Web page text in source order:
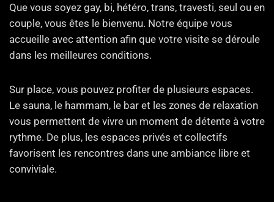
Que vous soyez gay, bi, hétéro, trans, travesti, seul ou en
couple, vous êtes le bienvenu. Notre équipe vous
accueille avec attention afin que votre visite se déroule
dans les meilleures conditions.
Sur place, vous pouvez profiter de plusieurs espaces.
Le sauna, le hammam, le bar et les zones de relaxation
vous permettent de vivre un moment de détente à votre
rythme. De plus, les espaces privés et collectifs
favorisent les rencontres dans une ambiance libre et
conviviale.